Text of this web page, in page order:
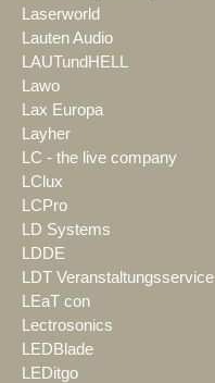
Laserworld
Lauten Audio
LAUTundHELL
Lawo
Lax Europa
Layher
LC - the live company
LClux
LCPro
LD Systems
LDDE
LDT Veranstaltungsservice
LEaT con
Lectrosonics
LEDBlade
LEDitgo